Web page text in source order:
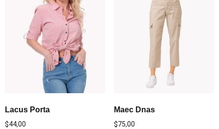
Lacus Porta
$44,00
Maec Dnas
$75,00